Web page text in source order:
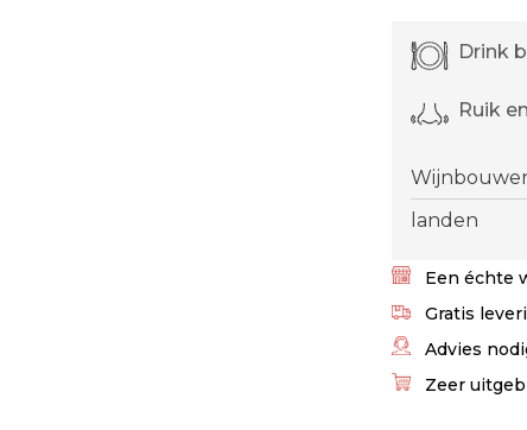
Drink
Ruik
Wijnbouwer
landen
Een échte
Gratis
Advies
Zeer